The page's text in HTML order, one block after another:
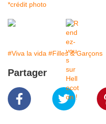
*crédit photo
#Viva la vida #Filles & Garçons
Partager